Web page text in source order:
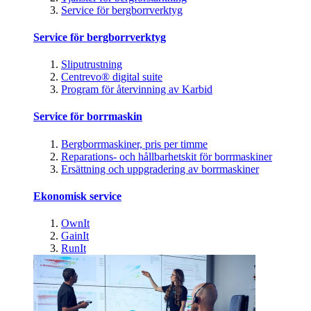
Service för bergborrverktyg
Service för bergborrverktyg
Sliputrustning
Centrevo® digital suite
Program för återvinning av Karbid
Service för borrmaskin
Bergborrmaskiner, pris per timme
Reparations- och hållbarhetskit för borrmaskiner
Ersättning och uppgradering av borrmaskiner
Ekonomisk service
OwnIt
GainIt
RunIt